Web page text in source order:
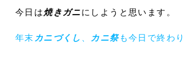
今日は焼きガニにしようと思います。
年末 カニづくし カニ祭も今日で終わり